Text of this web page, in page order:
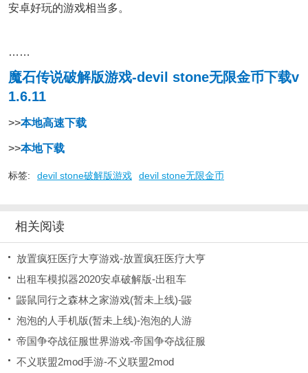
安卓好玩的游戏相当多。
……
魔石传说破解版游戏-devil stone无限金币下载v
1.6.11
>>本地高速下载
>>本地下载
标签: devil stone破解版游戏 devil stone无限金币
相关阅读
放置疯狂医疗大亨游戏-放置疯狂医疗大亨
出租车模拟器2020安卓破解版-出租车
鼹鼠同行之森林之家游戏(暂未上线)-鼹
泡泡的人手机版(暂未上线)-泡泡的人游
帝国争夺战征服世界游戏-帝国争夺战征服
不义联盟2mod手游-不义联盟2mod